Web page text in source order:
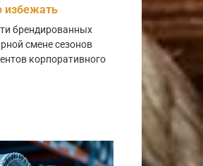
избежать
брендированных
смене сезонов
корпоративного